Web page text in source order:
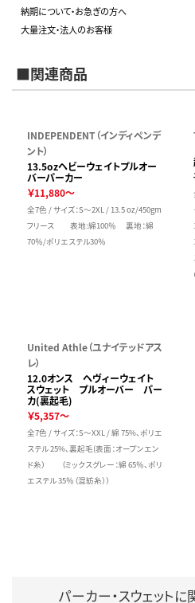
納期について・お急ぎの方へ
大量注文・法人のお客様
■関連商品
INDEPENDENT（インディペンデ
ント）
13.5ozヘビーウェイトプルオー
バーパーカー
￥11,880～
全7色 / サイズ：S～2XL / 13.5 oz/450gm
フリース 表地:綿100％ 裏地：綿
70％/ポリエステル30％
United Athle（ユナイテッドアス
レ）
12.0オンス ヘヴィーウェイト
スウェット プルオーバー パー
カ(裏起毛)
￥5,357～
全7色 / サイズ：S～XXL / 綿 75%、ポリエ
ステル 25%、裏起毛(表面：オープンエン
ド糸） （ミックスグレー：綿 65％、ポリ
エステル 35％（混紡糸））
パーカー・スウェット